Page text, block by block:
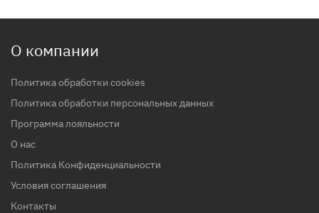
О компании
Политика обработки cookies
Политика обработки персональных данных
Программа лояльности
О нас
Политика Конфиденциальности
Условия соглашения
Контакты